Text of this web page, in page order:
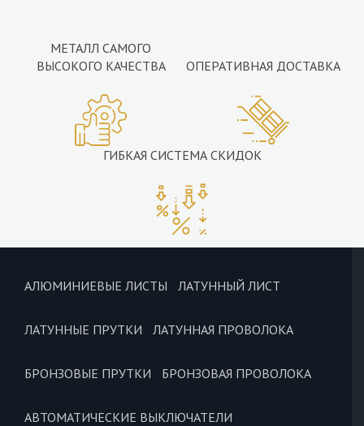
МЕТАЛЛ САМОГО
ВЫСОКОГО КАЧЕСТВА
ОПЕРАТИВНАЯ ДОСТАВКА
ГИБКАЯ СИСТЕМА СКИДОК
АЛЮМИНИЕВЫЕ ЛИСТЫ ЛАТУННЫЙ ЛИСТ
ЛАТУННЫЕ ПРУТКИ ЛАТУННАЯ ПРОВОЛОКА
БРОНЗОВЫЕ ПРУТКИ БРОНЗОВАЯ ПРОВОЛОКА
АВТОМАТИЧЕСКИЕ ВЫКЛЮЧАТЕЛИ